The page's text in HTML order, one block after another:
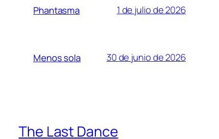
Phantasma 1 de julio de 2026
Menos sola 30 de junio de 2026
The Last Dance